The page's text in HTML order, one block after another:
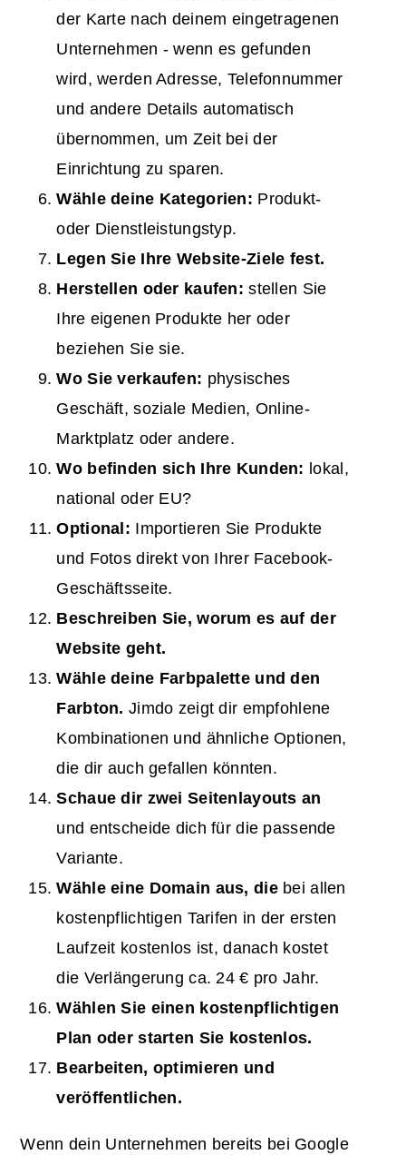
der Karte nach deinem eingetragenen
Unternehmen - wenn es gefunden
wird, werden Adresse, Telefonnummer
und andere Details automatisch
übernommen, um Zeit bei der
Einrichtung zu sparen.
Wähle deine Kategorien: Produkt-
oder Dienstleistungstyp.
Legen Sie Ihre Website-Ziele fest.
Herstellen oder kaufen: stellen Sie
Ihre eigenen Produkte her oder
beziehen Sie sie.
Wo Sie verkaufen: physisches
Geschäft, soziale Medien, Online-
Marktplatz oder andere.
Wo befinden sich Ihre Kunden: lokal,
national oder EU?
Optional: Importieren Sie Produkte
und Fotos direkt von Ihrer Facebook-
Geschäftsseite.
Beschreiben Sie, worum es auf der
Website geht.
Wähle deine Farbpalette und den
Farbton. Jimdo zeigt dir empfohlene
Kombinationen und ähnliche Optionen,
die dir auch gefallen könnten.
Schaue dir zwei Seitenlayouts an
und entscheide dich für die passende
Variante.
Wähle eine Domain aus, die bei allen
kostenpflichtigen Tarifen in der ersten
Laufzeit kostenlos ist, danach kostet
die Verlängerung ca. 24 € pro Jahr.
Wählen Sie einen kostenpflichtigen
Plan oder starten Sie kostenlos.
Bearbeiten, optimieren und
veröffentlichen.
Wenn dein Unternehmen bereits bei Google